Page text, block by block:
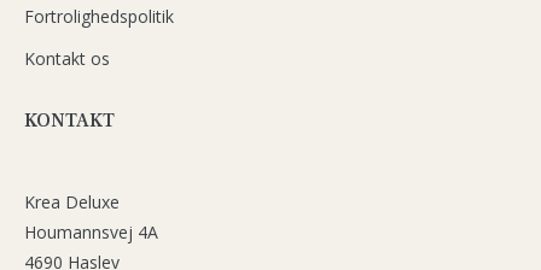
Fortrolighedspolitik
Kontakt os
KONTAKT
Krea Deluxe
Houmannsvej 4A
4690 Haslev